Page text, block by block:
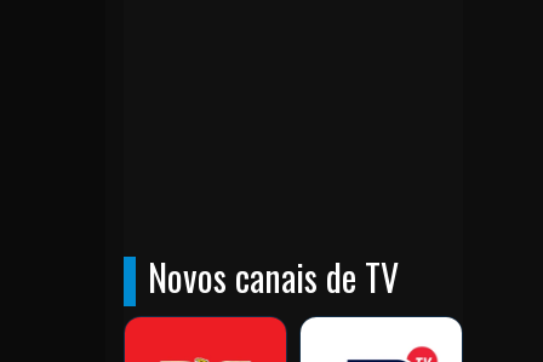
Burkina Faso
Burundi
Cabo Verde
Novos canais de TV